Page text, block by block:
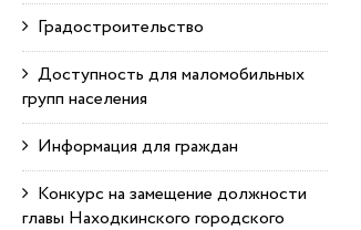
Градостроительство
Доступность для маломобильных
групп населения
Информация для граждан
Конкурс на замещение должности
главы Находкинского городского